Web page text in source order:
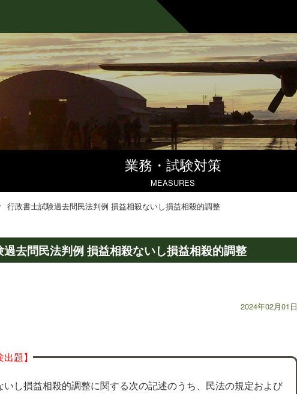
業務・試験対策
MEASURES
行政書士試験過去問民法判例 損益相殺ないし損益相殺的調整
去問民法判例 損益相殺ないし損益相殺的調整
2024年02月01日
題】
いし損益相殺的調整に関する次の記述のうち、民法の規定および